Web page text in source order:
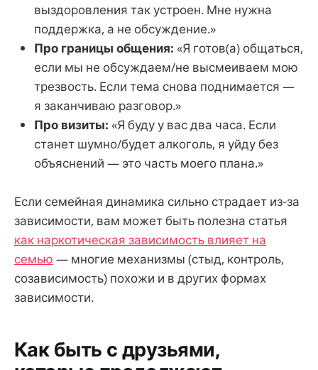
выздоровления так устроен. Мне нужна
поддержка, а не обсуждение.»
Про границы общения: «Я готов(а) общаться,
если мы не обсуждаем/не высмеиваем мою
трезвость. Если тема снова поднимается —
я заканчиваю разговор.»
Про визиты: «Я буду у вас два часа. Если
станет шумно/будет алкоголь, я уйду без
объяснений — это часть моего плана.»
Если семейная динамика сильно страдает из‑за
зависимости, вам может быть полезна статья
как наркотическая зависимость влияет на
семью — многие механизмы (стыд, контроль,
созависимость) похожи и в других формах
зависимости.
Как быть с друзьями,